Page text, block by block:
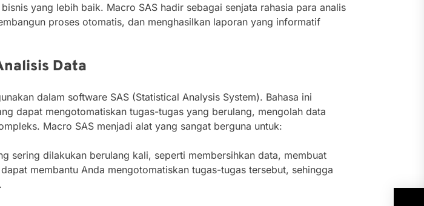
yang lebih baik. Macro SAS hadir sebagai senjata rahasia para analis
proses otomatis, dan menghasilkan laporan yang informatif
Data
dalam software SAS (Statistical Analysis System). Bahasa ini
dapat mengotomatiskan tugas-tugas yang berulang, mengolah data
Macro SAS menjadi alat yang sangat berguna untuk:
sering dilakukan berulang kali, seperti membersihkan data, membuat
membantu Anda mengotomatiskan tugas-tugas tersebut, sehingga